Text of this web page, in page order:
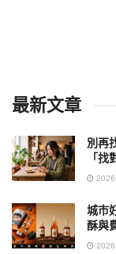
最新文章
別再
「找
2026
城市
酥與
2026